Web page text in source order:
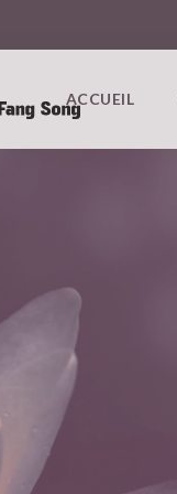
ACCUEIL